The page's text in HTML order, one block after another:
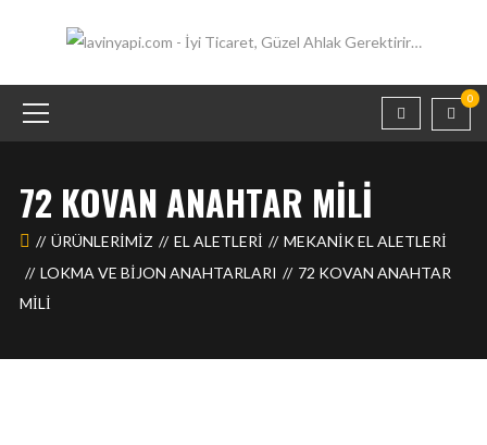
0
72 KOVAN ANAHTAR MILI
ÜRÜNLERIMIZ EL ALETLERİ
MEKANIK EL ALETLERI
LOKMA VE BIJON ANAHTARLARI
72 KOVAN ANAHTAR
MILI